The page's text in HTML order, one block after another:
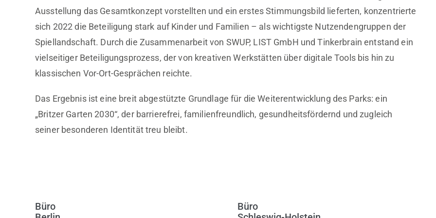
Ausstellung das Gesamtkonzept vorstellten und ein erstes Stimmungsbild lieferten, konzentrierte
sich 2022 die Beteiligung stark auf Kinder und Familien – als wichtigste Nutzendengruppen der
Spiellandschaft. Durch die Zusammenarbeit von SWUP, LIST GmbH und Tinkerbrain entstand ein
vielseitiger Beteiligungsprozess, der von kreativen Werkstätten über digitale Tools bis hin zu
klassischen Vor-Ort-Gesprächen reichte.
Das Ergebnis ist eine breit abgestützte Grundlage für die Weiterentwicklung des Parks: ein
„Britzer Garten 2030“, der barrierefrei, familienfreundlich, gesundheitsfördernd und zugleich
seiner besonderen Identität treu bleibt.
Büro
Büro